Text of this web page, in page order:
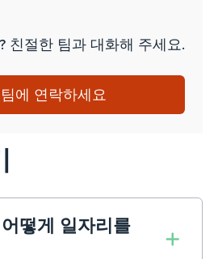
친절한 팀과 대화해 주세요.
에 연락하세요
떻게 일자리를